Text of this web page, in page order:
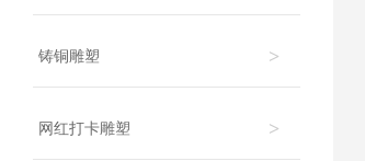
铸铜雕塑 >
网红打卡雕塑 >